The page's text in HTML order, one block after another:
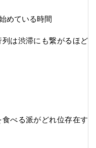
めている時間
は渋滞にも繋がるほど
べる派がどれ位存在す